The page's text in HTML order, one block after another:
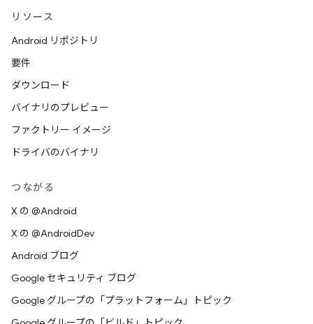
リソース
Android リポジトリ
要件
ダウンロード
バイナリのプレビュー
ファクトリー イメージ
ドライバのバイナリ
つながる
X の @Android
X の @AndroidDev
Android ブログ
Google セキュリティ ブログ
Google グループの「プラットフォーム」トピック